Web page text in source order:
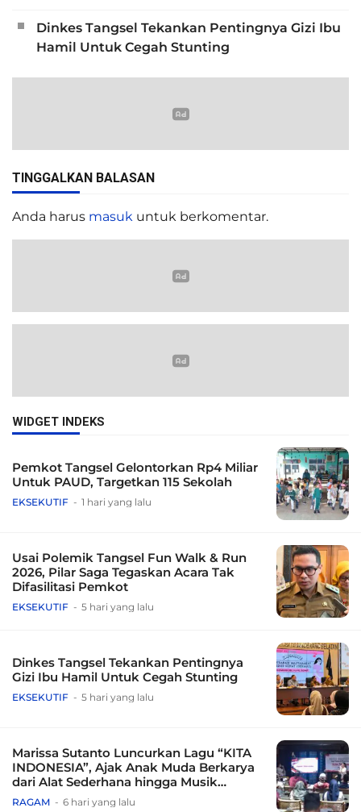
Dinkes Tangsel Tekankan Pentingnya Gizi Ibu
Hamil Untuk Cegah Stunting
TINGGALKAN BALASAN
Anda harus masuk untuk berkomentar.
WIDGET INDEKS
Pemkot Tangsel Gelontorkan Rp4 Miliar
Untuk PAUD, Targetkan 115 Sekolah
EKSEKUTIF 1 hari yang lalu
Usai Polemik Tangsel Fun Walk & Run
2026, Pilar Saga Tegaskan Acara Tak
Difasilitasi Pemkot
EKSEKUTIF 5 hari yang lalu
Dinkes Tangsel Tekankan Pentingnya
Gizi Ibu Hamil Untuk Cegah Stunting
EKSEKUTIF 5 hari yang lalu
Marissa Sutanto Luncurkan Lagu “KITA
INDONESIA”, Ajak Anak Muda Berkarya
dari Alat Sederhana hingga Musik
Tradisional
RAGAM 6 hari yang lalu